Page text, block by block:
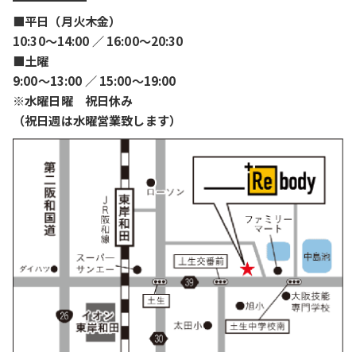
■平日（月火木金）
10:30〜14:00 ／ 16:00〜20:30
■土曜
9:00〜13:00 ／ 15:00〜19:00
※水曜日曜 祝日休み
（祝日週は水曜営業致します）